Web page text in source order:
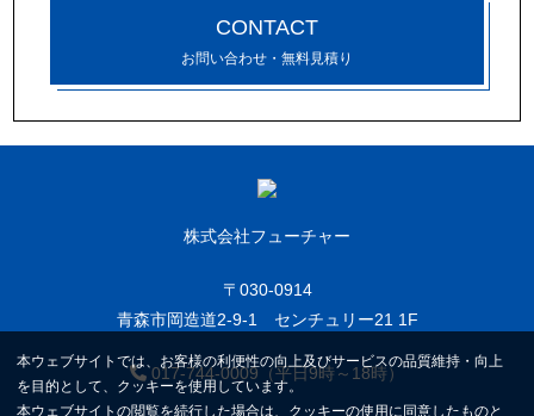
本ウェブサイトでは、お客様の利便性の向上及びサービスの品質維持・向上
を目的として、クッキーを使用しています。
本ウェブサイトの閲覧を続行した場合は、クッキーの使用に同意したものと
CONTACT
お問い合わせ・無料見積り
株式会社フューチャー
〒030-0914
青森市岡造道2-9-1 センチュリー21 1F
017-744-0009（平日9時～18時）